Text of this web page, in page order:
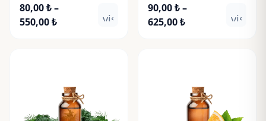
80,00₺–
550,00₺Fiyat
visibility
90,00₺–
625,00₺Fiyat